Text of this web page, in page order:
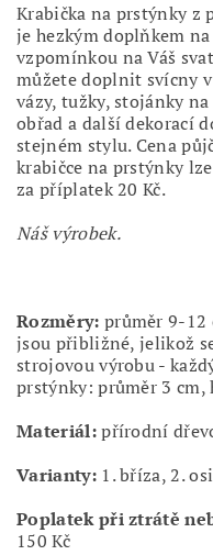
Krabička na prstýnky
je hezkým doplňkem
vzpomínkou na Váš
můžete doplnit svícny
vázy, tužky, stojánky
obřad a další dekorací
stejném stylu. Cena
krabičce na prstýnky
za příplatek 20 Kč.
Náš výrobek.
Rozměry: průměr 9-12
jsou přibližné, jelikož
strojovou výrobu -
prstýnky: průměr 3 cm,
Materiál:přírodní
Varianty:1. bříza, 2.
Poplatek při ztrátě
150 Kč